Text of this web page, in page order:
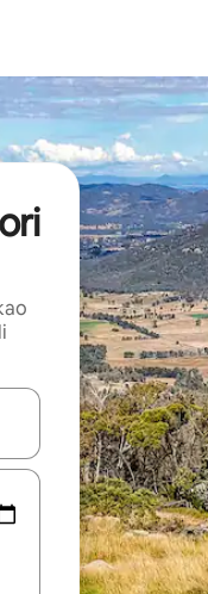
koristeći se